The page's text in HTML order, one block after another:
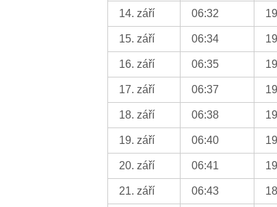
14. září 06:32
15. září 06:34
16. září 06:35
17. září 06:37
18. září 06:38
19. září 06:40
20. září 06:41
21. září 06:43